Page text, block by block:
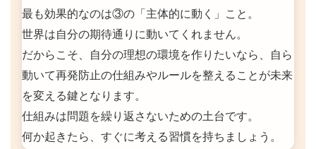
最も効果的なのは③の「主体的に動く」こと。
世界は自分の期待通りに動いてくれません。
だからこそ、自分の理想の環境を作りたいなら、自ら
動いて再発防止の仕組みやルールを整えることが未来
を変える鍵となります。
仕組みは問題を繰り返さないための土台です。
何か起きたら、すぐに考える習慣を持ちましょう。